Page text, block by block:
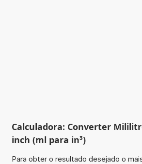
Calculadora: Converter
inch (ml para in³)
Para obter o resultado desejado o